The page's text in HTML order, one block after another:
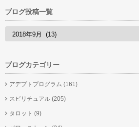
ブログ投稿一覧
ブログカテゴリー
アデプトプログラム (161)
スピリチュアル (205)
タロット (9)